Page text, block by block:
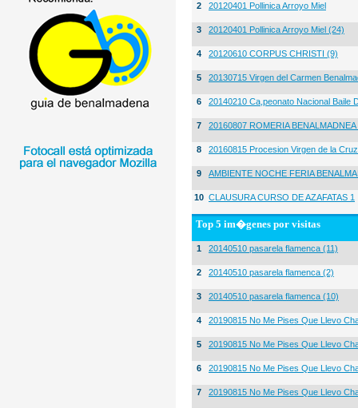
2 20120401 Pollinica Arroyo Miel
3 20120401 Pollinica Arroyo Miel (24)
4 20120610 CORPUS CHRISTI (9)
5 20130715 Virgen del Carmen
6 20140210 Ca,peonato Nacional Baile
7 20160807 ROMERIA
8 20160815 Procesion Virgen de la
9 AMBIENTE NOCHE FERIA
10 CLAUSURA CURSO DE AZAFATAS 1
Top 5 im�genes por visitas
1 20140510 pasarela flamenca (11)
2 20140510 pasarela flamenca (2)
3 20140510 pasarela flamenca (10)
4 20190815 No Me Pises Que Llevo
5 20190815 No Me Pises Que Llevo
6 20190815 No Me Pises Que Llevo
7 20190815 No Me Pises Que Llevo